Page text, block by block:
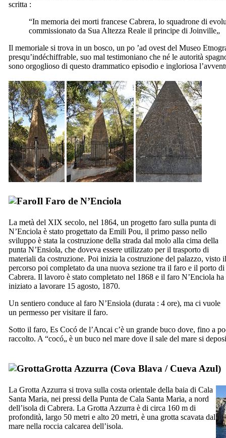
scritta :
“In memoria dei morti francese Cabrera, lo squadrone di
commissionato da Sua Altezza Reale il principe di Joinville„
Il memoriale si trova in un bosco, un po ’ad ovest del Museo
presqu’indéchiffrable, suo mal testimoniano che né le autorità
sono orgoglioso di questo drammatico episodio e ingloriosa
Il Faro de N’Enciola
La metà del XIX secolo, nel 1864, un progetto faro sulla punta di
N’Enciola è stato progettato da Emili Pou, il primo passo nello
sviluppo è stata la costruzione della strada dal molo alla cima della
punta N’Ensiola, che doveva essere utilizzato per il trasporto di
materiali da costruzione. Poi inizia la costruzione del palazzo, visto il
percorso poi completato da una nuova sezione tra il faro e il porto di
Cabrera. Il lavoro è stato completato nel 1868 e il faro N’Enciola ha
iniziato a lavorare 15 agosto, 1870.
Un sentiero conduce al faro N’Ensiola (durata : 4 ore), ma ci vuole
un permesso per visitare il faro.
Sotto il faro, Es Cocó de l’Ancai c’è un grande buco dove, fino a
raccolto. A “cocó„ è un buco nel mare dove il sale del mare si
Grotta Azzurra (Cova Blava / Cueva Azul)
La Grotta Azzurra si trova sulla costa orientale della baia di Cala
Santa Maria, nei pressi della Punta de Cala Santa Maria, a nord
dell’isola di Cabrera. La Grotta Azzurra è di circa 160 m di
profondità, largo 50 metri e alto 20 metri, è una grotta scavata dal
mare nella roccia calcarea dell’isola.